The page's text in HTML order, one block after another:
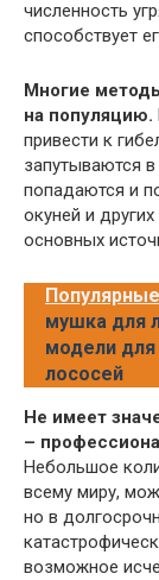
численность
способствует
Многие
на популяцию.
привести к
запутываются
попадаются и
окуней и
основных
мушка для
модели для
лососей
Не имеет
–
Небольшое
всему миру,
но в
возможное